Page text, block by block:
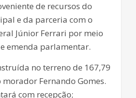
de recursos do
e da parceria com o
Júnior Ferrari por meio
emenda parlamentar.
no terreno de 167,79
morador Fernando Gomes.
com recepção;